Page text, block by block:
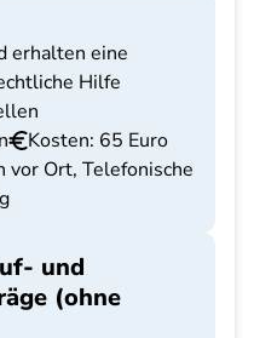
erhalten eine
Hilfe
Kosten: 65 Euro
vor Ort, Telefonische
und
(ohne